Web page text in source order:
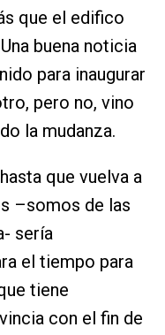
que el edifico
buena noticia
para inaugurar
pero no, vino
la mudanza.
que vuelva a
–somos de las
sería
el tiempo para
tiene
con el fin de